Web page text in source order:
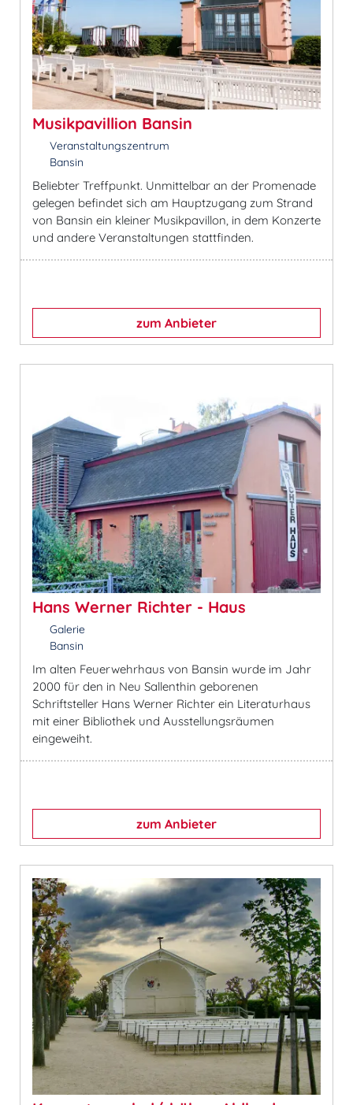
Musikpavillion Bansin
Veranstaltungszentrum
Bansin
Beliebter Treffpunkt. Unmittelbar an der Promenade
gelegen befindet sich am Hauptzugang zum Strand
von Bansin ein kleiner Musikpavillon, in dem Konzerte
und andere Veranstaltungen stattfinden.
zum Anbieter
Hans Werner Richter - Haus
Galerie
Bansin
Im alten Feuerwehrhaus von Bansin wurde im Jahr
2000 für den in Neu Sallenthin geborenen
Schriftsteller Hans Werner Richter ein Literaturhaus
mit einer Bibliothek und Ausstellungsräumen
eingeweiht.
zum Anbieter